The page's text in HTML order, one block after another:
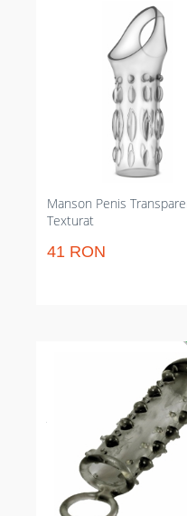
Manson Penis
Texturat
41 RON
Manșon penis texturat
transparent care mărește
diametrul și stimulează
partenera. Restrânge
și menține așezarea cu inel
extensibil la bază.
adaptabilă pentru potrivire
Manson pentru membru
prelungește vizibil cu 3
adaugă textură intensă.
necesitatea ajustărilor și
în utilizare, rezistent la apă
greutate de curățat. Fixaj
spatele testiculelor pentru
stabilitate pe durata actului
carnal și stimulare dublă
parteneră și tine.